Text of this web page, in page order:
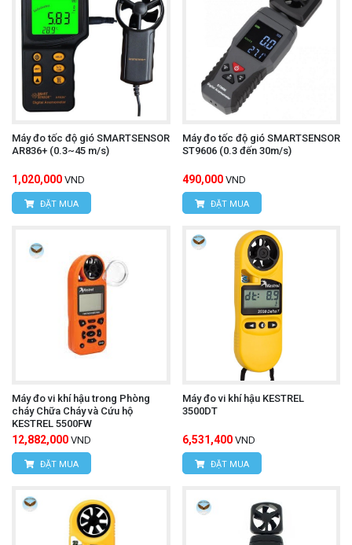
Máy đo tốc độ gió SMARTSENSOR
AR836+ (0.3~45 m/s)
1,020,000 VND
ĐẶT MUA
Máy đo tốc độ gió SMARTSENSOR
ST9606 (0.3 đến 30m/s)
490,000 VND
ĐẶT MUA
Máy đo vi khí hậu trong Phòng
cháy Chữa Cháy và Cứu hộ
KESTREL 5500FW
12,882,000 VND
ĐẶT MUA
Máy đo vi khí hậu KESTREL
3500DT
6,531,400 VND
ĐẶT MUA